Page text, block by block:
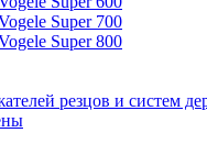
Super 700
Super 800
резцов и систем